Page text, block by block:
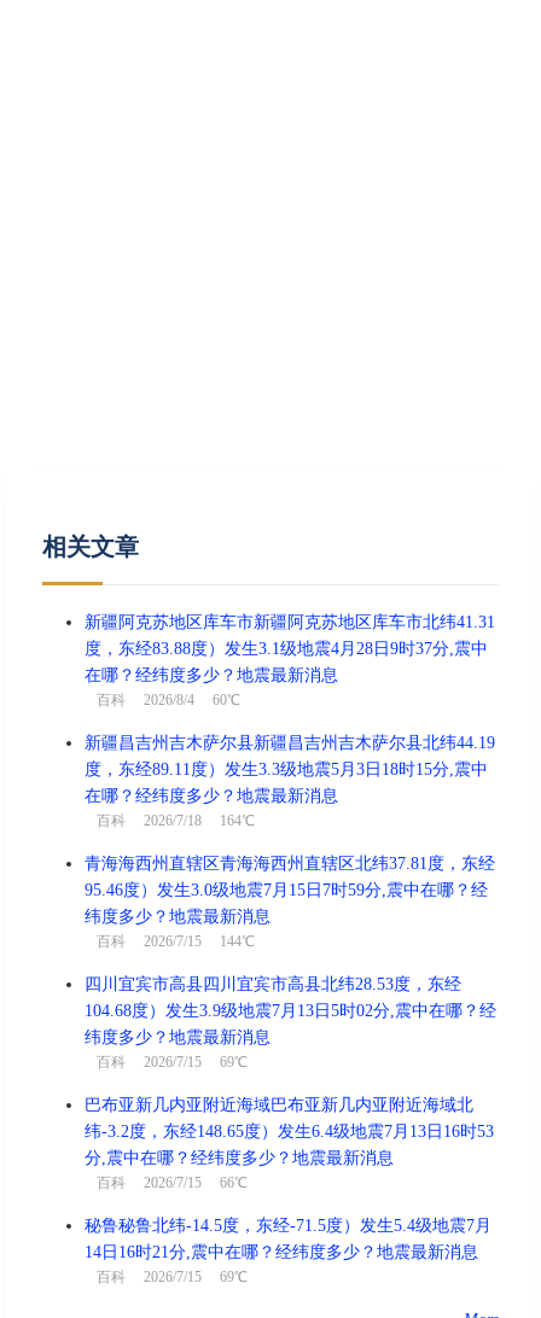
相关文章
新疆阿克苏地区库车市新疆阿克苏地区库车市北纬41.31
度，东经83.88度）发生3.1级地震4月28日9时37分,震中
在哪？经纬度多少？地震最新消息
百科 2026/8/4 60℃
新疆昌吉州吉木萨尔县新疆昌吉州吉木萨尔县北纬44.19
度，东经89.11度）发生3.3级地震5月3日18时15分,震中
在哪？经纬度多少？地震最新消息
百科 2026/7/18 164℃
青海海西州直辖区青海海西州直辖区北纬37.81度，东经
95.46度）发生3.0级地震7月15日7时59分,震中在哪？经
纬度多少？地震最新消息
百科 2026/7/15 144℃
四川宜宾市高县四川宜宾市高县北纬28.53度，东经
104.68度）发生3.9级地震7月13日5时02分,震中在哪？经
纬度多少？地震最新消息
百科 2026/7/15 69℃
巴布亚新几内亚附近海域巴布亚新几内亚附近海域北
纬-3.2度，东经148.65度）发生6.4级地震7月13日16时53
分,震中在哪？经纬度多少？地震最新消息
百科 2026/7/15 66℃
秘鲁秘鲁北纬-14.5度，东经-71.5度）发生5.4级地震7月
14日16时21分,震中在哪？经纬度多少？地震最新消息
百科 2026/7/15 69℃